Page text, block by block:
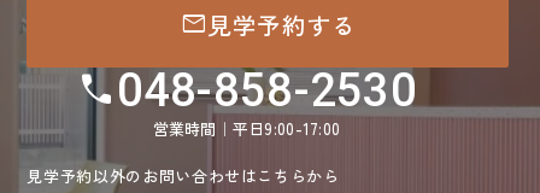
mail見学予約する
call048-858-2530
営業時間｜平日9:00-17:00
見学予約以外のお問い合わせはこちらから